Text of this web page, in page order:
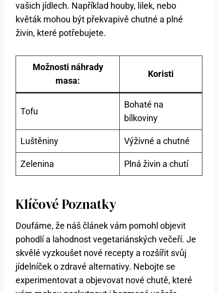
vašich jídlech. Například houby, lilek, nebo
květák mohou být překvapivě chutné a plné
živin, které potřebujete.
Možnosti náhrady
masa:
Koristi
Tofu
Bohaté na
bílkoviny
Luštěniny Výživné a chutné
Zelenina Plná živin a chutí
Klíčové Poznatky
Doufáme, že náš článek vám pomohl objevit
pohodlí a lahodnost vegetariánských večeří. Je
skvělé vyzkoušet nové recepty a rozšířit svůj
jídelníček o zdravé alternativy. Nebojte se
experimentovat a objevovat nové chutě, které